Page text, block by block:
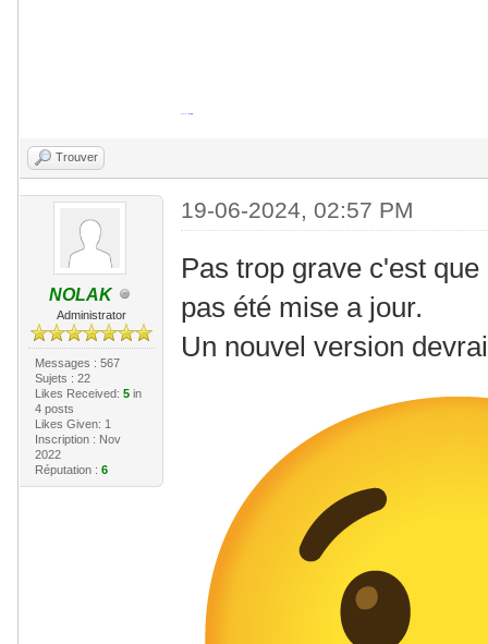
VALIDER
Trouver
NOLAK
Administrator
Messages : 567
Sujets : 22
Likes Received: 5in
4 posts
Likes Given: 1
Inscription : Nov
2022
Réputation : 6
19-06-2024, 02:57 PM
Pas trop grave c'est
pas été mise a jour.
Un nouvel version